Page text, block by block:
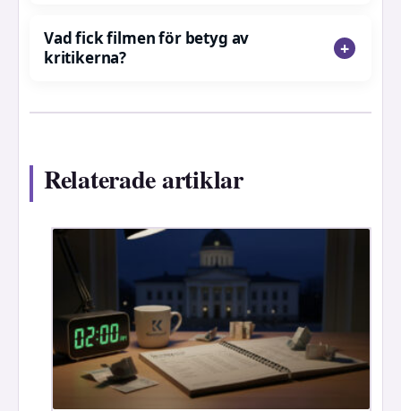
Vad fick filmen för betyg av
kritikerna?
Relaterade artiklar